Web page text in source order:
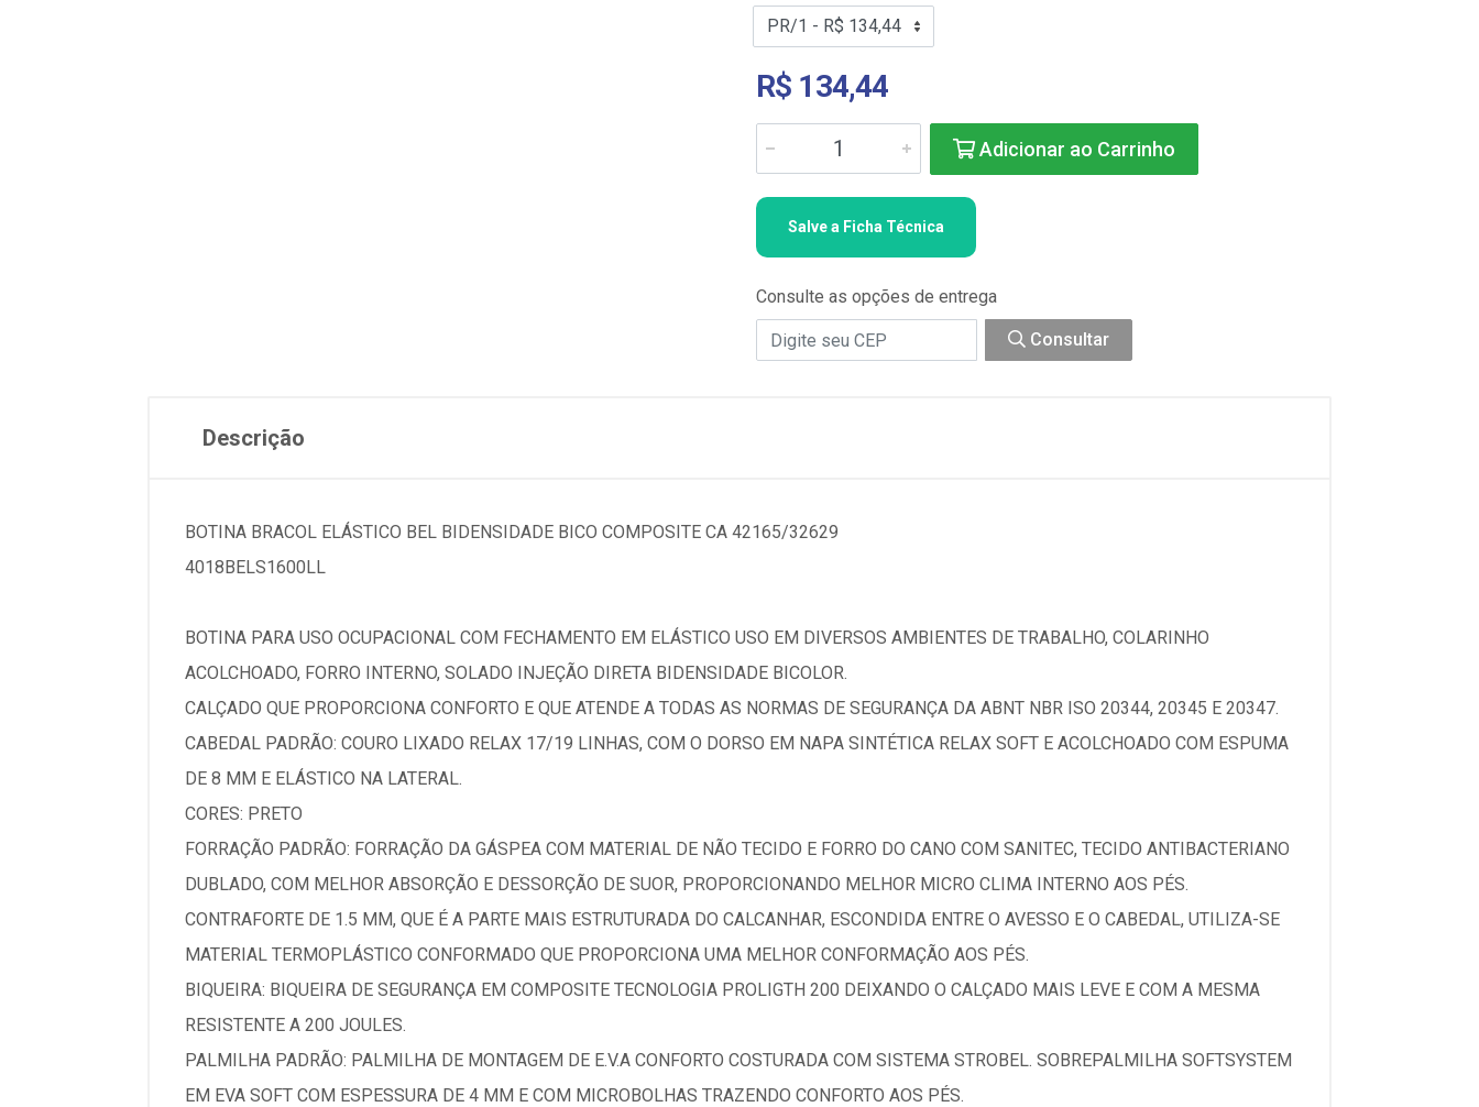
R$ 134,44
Adicionar ao Carrinho
Salve a Ficha Técnica
Consulte as opções de entrega
Consultar
Descrição
BOTINA BRACOL ELÁSTICO BEL BIDENSIDADE BICO COMPOSITE CA 42165/32629
4018BELS1600LL
BOTINA PARA USO OCUPACIONAL COM FECHAMENTO EM ELÁSTICO USO EM DIVERSOS AMBIENTES DE TRABALHO, COLARINHO
ACOLCHOADO, FORRO INTERNO, SOLADO INJEÇÃO DIRETA BIDENSIDADE BICOLOR.
CALÇADO QUE PROPORCIONA CONFORTO E QUE ATENDE A TODAS AS NORMAS DE SEGURANÇA DA ABNT NBR ISO 20344, 20345 E 20347.
CABEDAL PADRÃO: COURO LIXADO RELAX 17/19 LINHAS, COM O DORSO EM NAPA SINTÉTICA RELAX SOFT E ACOLCHOADO COM ESPUMA
DE 8 MM E ELÁSTICO NA LATERAL.
CORES: PRETO
FORRAÇÃO PADRÃO: FORRAÇÃO DA GÁSPEA COM MATERIAL DE NÃO TECIDO E FORRO DO CANO COM SANITEC, TECIDO ANTIBACTERIANO
DUBLADO, COM MELHOR ABSORÇÃO E DESSORÇÃO DE SUOR, PROPORCIONANDO MELHOR MICRO CLIMA INTERNO AOS PÉS.
CONTRAFORTE DE 1.5 MM, QUE É A PARTE MAIS ESTRUTURADA DO CALCANHAR, ESCONDIDA ENTRE O AVESSO E O CABEDAL, UTILIZA-SE
MATERIAL TERMOPLÁSTICO CONFORMADO QUE PROPORCIONA UMA MELHOR CONFORMAÇÃO AOS PÉS.
BIQUEIRA: BIQUEIRA DE SEGURANÇA EM COMPOSITE TECNOLOGIA PROLIGTH 200 DEIXANDO O CALÇADO MAIS LEVE E COM A MESMA
RESISTENTE A 200 JOULES.
PALMILHA PADRÃO: PALMILHA DE MONTAGEM DE E.V.A CONFORTO COSTURADA COM SISTEMA STROBEL. SOBREPALMILHA SOFTSYSTEM
EM EVA SOFT COM ESPESSURA DE 4 MM E COM MICROBOLHAS TRAZENDO CONFORTO AOS PÉS.